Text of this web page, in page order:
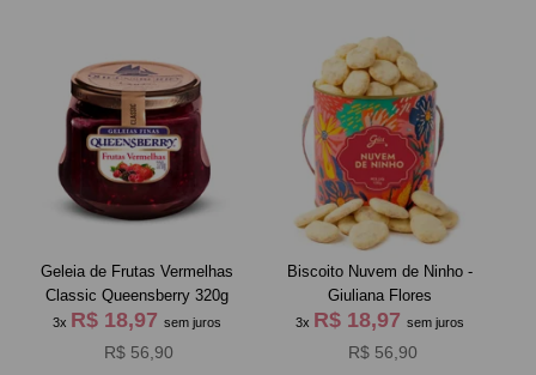
Geleia de Frutas Vermelhas
Classic Queensberry 320g
3x R$ 18,97 sem juros
R$ 56,90
Biscoito Nuvem de Ninho -
Giuliana Flores
3x R$ 18,97sem juros
R$ 56,90